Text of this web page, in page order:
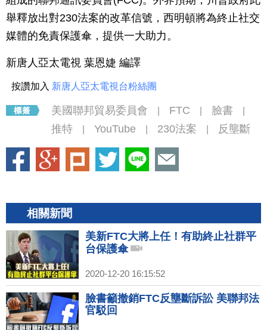
舉釋放出對230法案的改革信號，西明頓將為終止社交
媒體的免責保護傘，提供一大助力。
新唐人亞太電視 葉恩婕 編譯
按讚加入 新唐人亞太電視台粉絲團
美國聯邦貿易委員會 FTC 臉書
推特 YouTube 230法案 反壟斷
相關新聞
美新FTC大將上任！有助終止社群平
台保護傘
2020-12-20 16:15:52
臉書籲撤銷FTC反壟斷訴訟 美聯邦法
官駁回